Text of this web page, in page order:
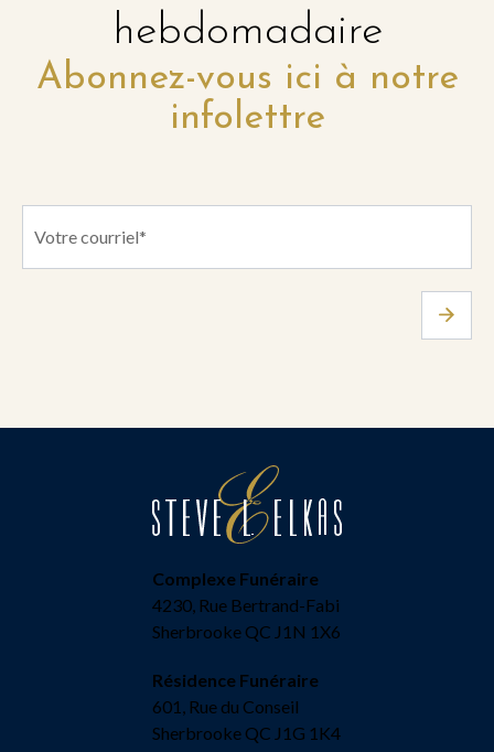
hebdomadaire
Abonnez-vous ici à notre
infolettre
Complexe Funéraire
4230, Rue Bertrand-Fabi
Sherbrooke QC J1N 1X6
Résidence Funéraire
601, Rue du Conseil
Sherbrooke QC J1G 1K4